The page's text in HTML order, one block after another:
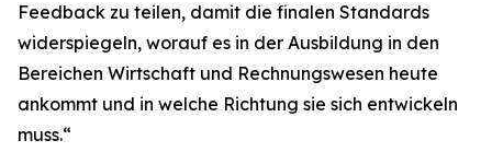
Feedback zu teilen, damit die finalen Standards
widerspiegeln, worauf es in der Ausbildung in den
Bereichen Wirtschaft und Rechnungswesen heute
ankommt und in welche Richtung sie sich entwickeln
muss.“